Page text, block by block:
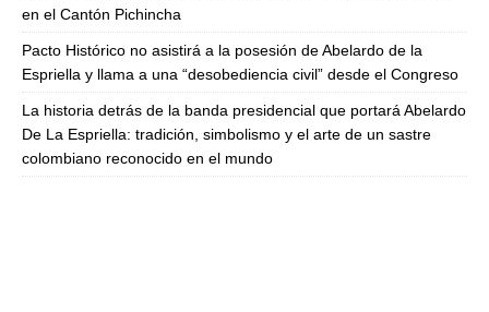
en el Cantón Pichincha
Pacto Histórico no asistirá a la posesión de Abelardo de la
Espriella y llama a una “desobediencia civil” desde el Congreso
La historia detrás de la banda presidencial que portará Abelardo
De La Espriella: tradición, simbolismo y el arte de un sastre
colombiano reconocido en el mundo